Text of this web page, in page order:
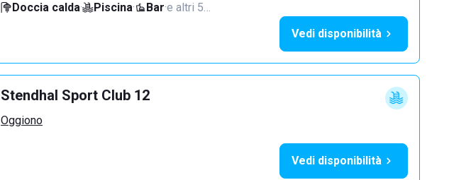
Doccia calda· Piscina· Bar·e altri 5…
Vedi disponibilità
Stendhal Sport Club 12
Oggiono
Vedi disponibilità